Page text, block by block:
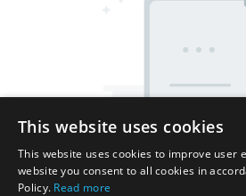
This website uses cookies
This website uses cookies to improve user
website you consent to all cookies in
Policy. Read more